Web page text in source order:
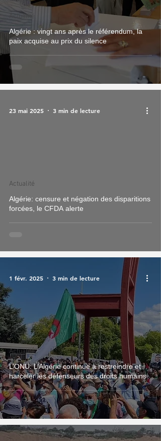
Algérie : vingt ans après le référendum, la
paix acquise au prix du silence
Actualité
Algérie: censure et négation des disparitions
forcées, le CFDA alerte
Actualité
23 mai 2025 3 min de lecture
L’ONU: L’Algérie continue à restreindre et
harceler les défenseurs des droits humains
Actualité
1 févr. 2025 3 min de lecture